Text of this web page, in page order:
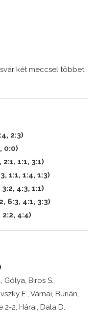
két meccsel többet
2:3)
0:0)
1:1, 3:1)
1:1, 1:4, 1:3)
4:3, 1:1)
6:3, 4:1, 3:3)
2:2, 4:4)
Gólya, Biros S.,
E., Várnai, Burián,
2-2, Hárai, Dala D.